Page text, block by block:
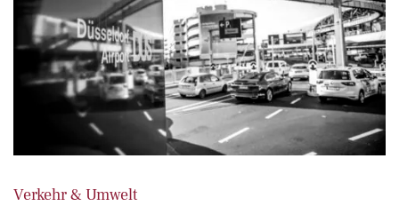
Verkehr & Umwelt